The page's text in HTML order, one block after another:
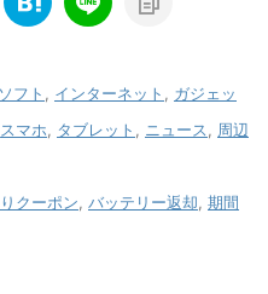
フト インターネット
ガジェッ
スマホ タブレット ニュース
周辺
クーポン バッテリー返却 期間